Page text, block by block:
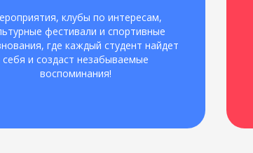
клубы по интересам,
фестивали и спортивные
где каждый студент найдет
себя и создаст незабываемые
воспоминания!